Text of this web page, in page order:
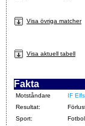
Visa övriga matcher
Visa aktuell tabell
Fakta
Motståndare IF
Resultat:
Sport: